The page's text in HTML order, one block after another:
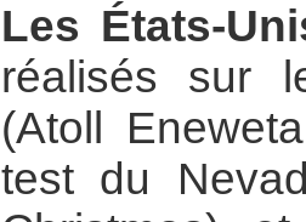
Les États-
réalisés sur
(Atoll
test du